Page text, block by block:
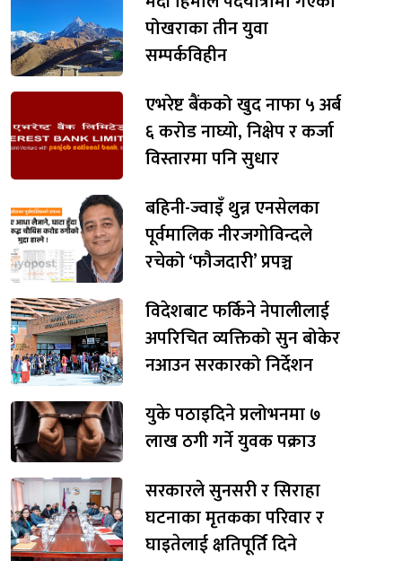
पोखराका तीन युवा
सम्पर्कविहीन
एभरेष्ट बैंकको खुद नाफा ५ अर्ब
६ करोड नाघ्यो, निक्षेप र कर्जा
विस्तारमा पनि सुधार
बहिनी-ज्वाइँ थुन्न एनसेलका
पूर्वमालिक नीरजगोविन्दले
रचेको ‘फौजदारी’ प्रपञ्च
विदेशबाट फर्किने नेपालीलाई
अपरिचित व्यक्तिको सुन बोकेर
नआउन सरकारको निर्देशन
युके पठाइदिने प्रलोभनमा ७
लाख ठगी गर्ने युवक पक्राउ
सरकारले सुनसरी र सिराहा
घटनाका मृतकका परिवार र
घाइतेलाई क्षतिपूर्ति दिने